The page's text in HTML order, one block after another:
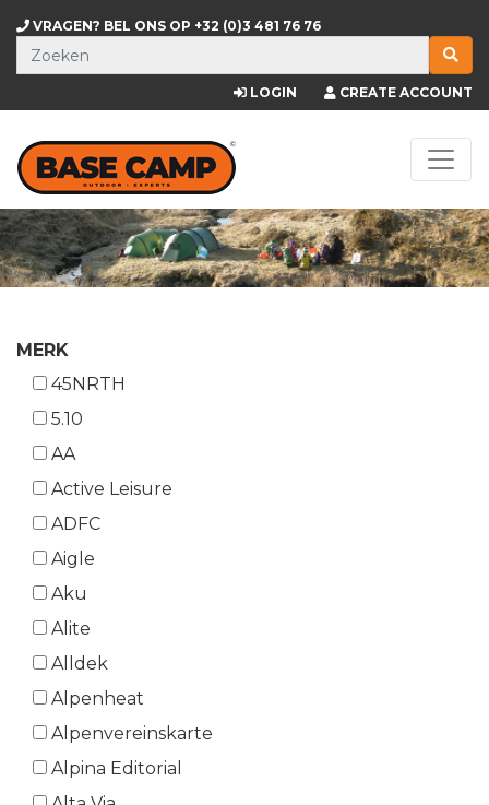
VRAGEN? BEL ONS OP +32 (0)3 481 76 76
LOGIN CREATE ACCOUNT
MERK
45NRTH
5.10
AA
Active Leisure
ADFC
Aigle
Aku
Alite
Alldek
Alpenheat
Alpenvereinskarte
Alpina Editorial